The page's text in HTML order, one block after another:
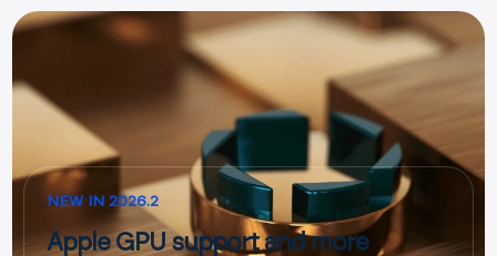
NEW IN 2026.2
Apple GPU support and more